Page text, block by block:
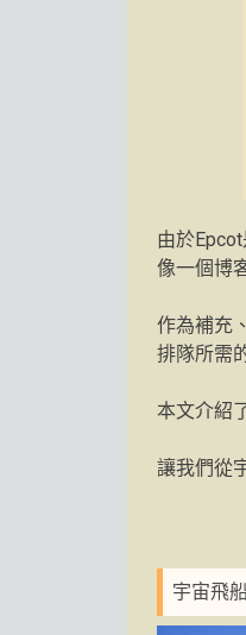
由於
像一個博
作為補充
排隊所需
本文介紹
讓我們從
宇宙飛